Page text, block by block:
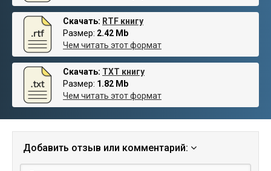
Скачать: RTF книгу
Размер: 2.42 Mb
Чем читать этот формат
Скачать: TXT книгу
Размер: 1.82 Mb
Чем читать этот формат
Добавить отзыв или комментарий: